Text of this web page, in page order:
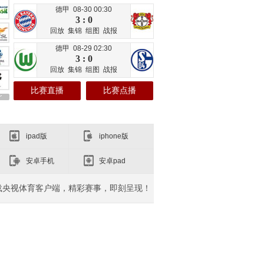
德甲 08-30 00:30
3 : 0
回放 集锦 组图 战报
德甲 08-29 02:30
3 : 0
回放 集锦 组图 战报
比赛直播 比赛点播
ipad版 iphone版
安卓手机 安卓pad
央视体育客户端，精彩赛事，即刻呈现！